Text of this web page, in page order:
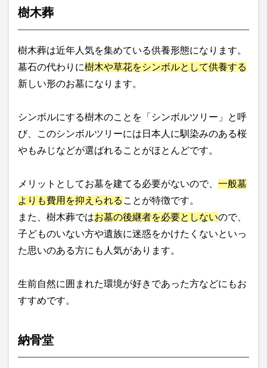
樹木葬
樹木葬は近年人気を集めている供養形態になります。
墓石の代わりに樹木や草花をシンボルとして供養する
新しい形のお墓になります。
シンボルにする樹木のことを「シンボルツリー」と呼
び、このシンボルツリーには日本人に馴染みのある桜
やもみじなどが選ばれることがほとんどです。
メリットとしてお墓を建てる必要がないので、 一般墓
よりも費用を抑えられる ことが特徴です。
また、樹木葬ではお墓の後継者を必要としないので、
子どものいない方や遺族に迷惑をかけたくないといっ
た思いのある方にも人気があります。
生前自然に囲まれた環境が好きであった方などにもお
すすめです。
納骨堂